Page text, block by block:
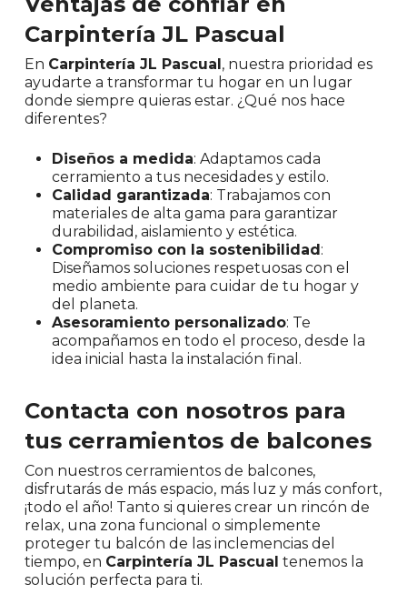
Carpintería JL Pascual
En Carpintería JL Pascual, nuestra prioridad es
ayudarte a transformar tu hogar en un lugar
donde siempre quieras estar. ¿Qué nos hace
diferentes?
Diseños a medida: Adaptamos cada
cerramiento a tus necesidades y estilo.
Calidad garantizada: Trabajamos con
materiales de alta gama para garantizar
durabilidad, aislamiento y estética.
Compromiso con la sostenibilidad:
Diseñamos soluciones respetuosas con el
medio ambiente para cuidar de tu hogar y
del planeta.
Asesoramiento personalizado: Te
acompañamos en todo el proceso, desde la
idea inicial hasta la instalación final.
Contacta con nosotros para
tus cerramientos de balcones
Con nuestros cerramientos de balcones,
disfrutarás de más espacio, más luz y más confort,
¡todo el año! Tanto si quieres crear un rincón de
relax, una zona funcional o simplemente
proteger tu balcón de las inclemencias del
tiempo, en Carpintería JL Pascual tenemos la
solución perfecta para ti.